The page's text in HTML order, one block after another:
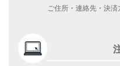
ご住所・連絡先・決済